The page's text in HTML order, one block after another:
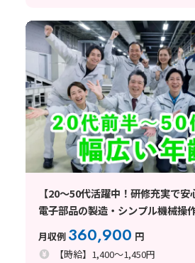
【20〜50代活躍中！研修充実で
電子部品の製造・シンプル機械操
員登用制度あり／寮完備
月収例 360,900 円
【時給】1,400～1,450円